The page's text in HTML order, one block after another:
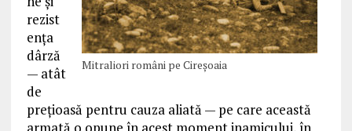
Mitraliori români pe Cireșoaia
rezist
ența
dârză
— atât
de
prețioasă pentru cauza aliată — pe care această